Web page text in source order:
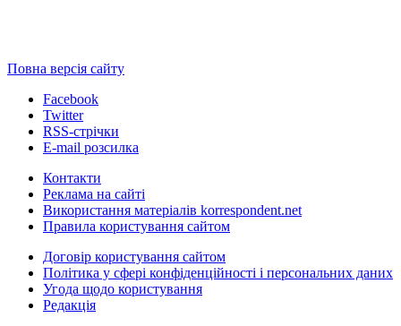
Повна версія сайту
Facebook
Twitter
RSS-стрічки
E-mail розсилка
Контакти
Реклама на сайті
Використання матеріалів korrespondent.net
Правила користування сайтом
Договір користування сайтом
Політика у сфері конфіденційності і персональних даних
Угода щодо користування
Редакція